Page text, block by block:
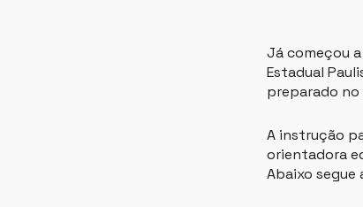
Já começou
Estadual
preparado
A instrução
orientadora
Abaixo segue